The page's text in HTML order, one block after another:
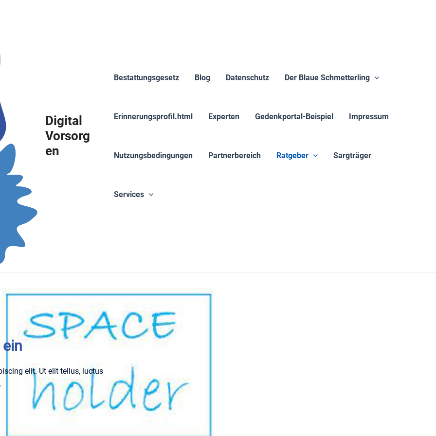
Digital
Vorsorg
en
Bestattungsgesetz Blog Datenschutz Der Blaue Schmetterling
Erinnerungsprofil.html Experten Gedenkportal-Beispiel Impressum
Nutzungsbedingungen Partnerbereich Ratgeber Sargträger
Services
elit. Ut elit tellus, luctus